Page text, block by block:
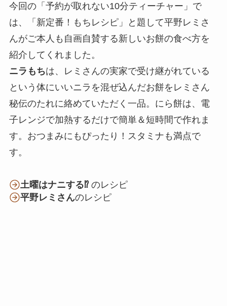
今回の「予約が取れない10分ティーチャー」で
は、「新定番！もちレシピ」と題して平野レミさ
んがご本人も自画自賛する新しいお餅の食べ方を
紹介してくれました。
ニラもちは、レミさんの実家で受け継がれている
という体にいいニラを混ぜ込んだお餅をレミさん
秘伝のたれに絡めていただく一品。にら餅は、電
子レンジで加熱するだけで簡単＆短時間で作れま
す。おつまみにもぴったり！スタミナも満点で
す。
土曜はナニする⁉ のレシピ
平野レミさんのレシピ